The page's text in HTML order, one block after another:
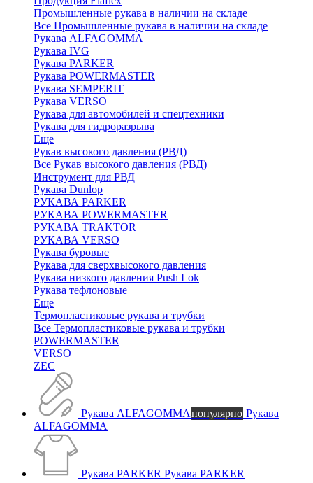
Промышленные рукава в наличии на складе
Все Промышленные рукава в наличии на складе
Рукава ALFAGOMMA
Рукава IVG
Рукава PARKER
Рукава POWERMASTER
Рукава SEMPERIT
Рукава VERSO
Рукава для автомобилей и спецтехники
Рукава для гидроразрыва
Еще
Рукав высокого давления (РВД)
Все Рукав высокого давления (РВД)
Инструмент для РВД
Рукава Dunlop
РУКАВА PARKER
РУКАВА POWERMASTER
РУКАВА TRAKTOR
РУКАВА VERSO
Рукава буровые
Рукава для сверхвысокого давления
Рукава низкого давления Push Lok
Рукава тефлоновые
Еще
Термопластиковые рукава и трубки
Все Термопластиковые рукава и трубки
POWERMASTER
VERSO
ZEC
Рукава ALFAGOMMAпопулярно Рукава
ALFAGOMMA
Рукава PARKER Рукава PARKER